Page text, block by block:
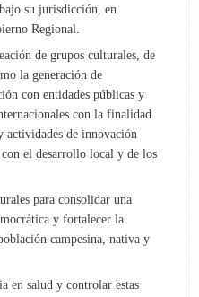
su jurisdicción, en
Regional.
de grupos culturales, de
la generación de
con entidades públicas y
con la finalidad
actividades de innovación
el desarrollo local y de los
para consolidar una
y fortalecer la
campesina, nativa y
en salud y controlar estas